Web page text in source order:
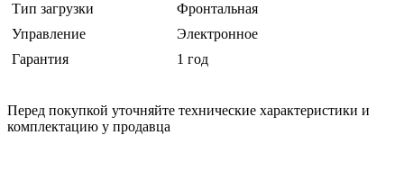
Тип загрузки
Фронтальная
Управление
Электронное
Гарантия
1 год
Перед покупкой уточняйте технические характеристики и
комплектацию у продавца